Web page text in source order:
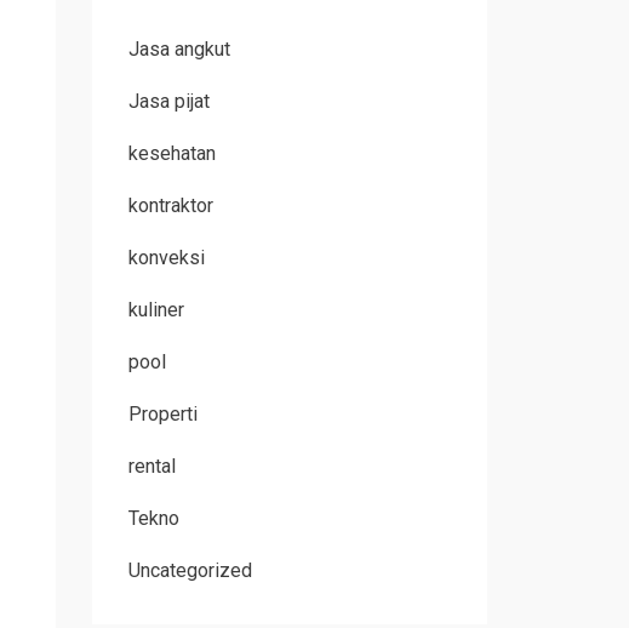
Jasa angkut
Jasa pijat
kesehatan
kontraktor
konveksi
kuliner
pool
Properti
rental
Tekno
Uncategorized